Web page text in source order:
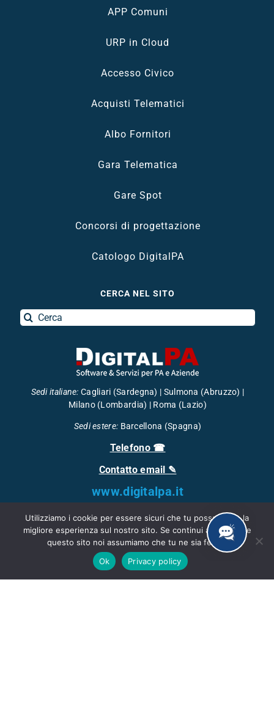
APP Comuni
URP in Cloud
Accesso Civico
Acquisti Telematici
Albo Fornitori
Gara Telematica
Gare Spot
Concorsi di progettazione
Catologo DigitalPA
CERCA NEL SITO
Search
for:
Sedi italiane:Cagliari (Sardegna) | Sulmona (Abruzzo) |
Milano (Lombardia) | Roma (Lazio)
Sedi estere: Barcellona (Spagna)
Telefono ☎
Contatto email ✎
www.digitalpa.it
Software certificato da
Utilizziamo i cookie per essere sicuri che tu possa avere la
migliore esperienza sul nostro sito. Se continui ad utilizzare
questo sito noi assumiamo che tu ne sia felice.
Ok
Privacy policy